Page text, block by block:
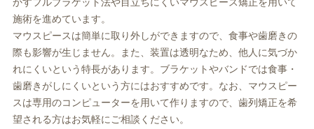
施術を進めています。
マウスピースは簡単に取り外しができますので、食事や歯磨きの
際も影響が生じません。また、装置は透明なため、他人に気づか
れにくいという特長があります。ブラケットやバンドでは食事・
歯磨きがしにくいという方にはおすすめです。なお、マウスピー
スは専用のコンピューターを用いて作りますので、歯列矯正を希
望される方はお気軽にご相談ください。